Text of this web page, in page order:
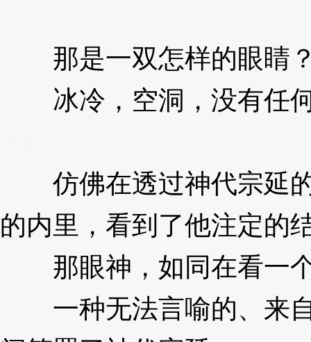
那是一双怎样的眼睛
冰冷，空洞，没有任何
仿佛在透过神代宗延的
的内里，看到了他注定的
那眼神，如同在看一
一种无法言喻的、来自